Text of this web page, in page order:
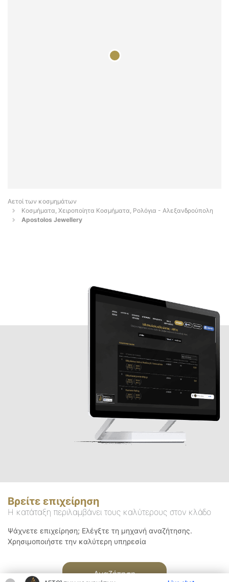
Αετοί των κοσμημάτων
Κοσμήματα, Χειροποίητα Κοσμήματα, Ρολόγια - Αλεξανδρούπολη
Apostolos Jewellery
Βρείτε επιχείρηση
Η κατάταξη περιλαμβάνει τους καλύτερους στον κλάδο
Ψάχνετε επιχείρηση; Ελέγξτε τη μηχανή αναζήτησης.
Χρησιμοποιήστε την καλύτερη υπηρεσία
Αναζήτηση